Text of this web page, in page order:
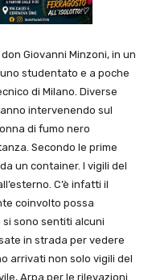
Giovanni Minzoni, in un
studentato e a poche
di Milano. Diverse
intervenendo sul
di fumo nero
Secondo le prime
un container. I vigili del
C’è infatti il
coinvolto possa
si sono sentiti alcuni
in strada per vedere
arrivati non solo vigili del
Arpa per le rilevazioni